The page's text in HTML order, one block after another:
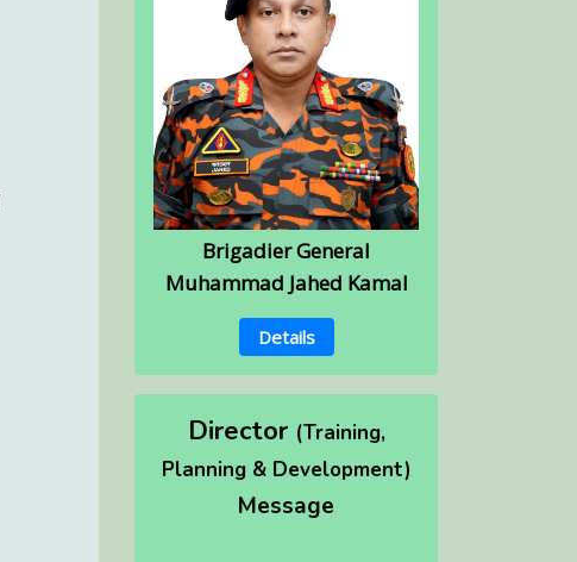
Brigadier General
Muhammad Jahed Kamal
Details
Director (Training,
Planning & Development)
Message